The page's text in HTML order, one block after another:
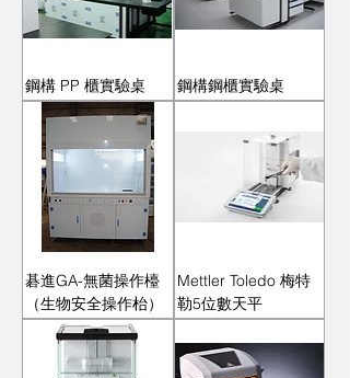
鋼構 PP 櫃實驗桌 鋼構鋼櫃實驗桌
碁進GA-無菌操作檯
（生物安全操作枱）
Mettler Toledo 梅特
勒5位數天平